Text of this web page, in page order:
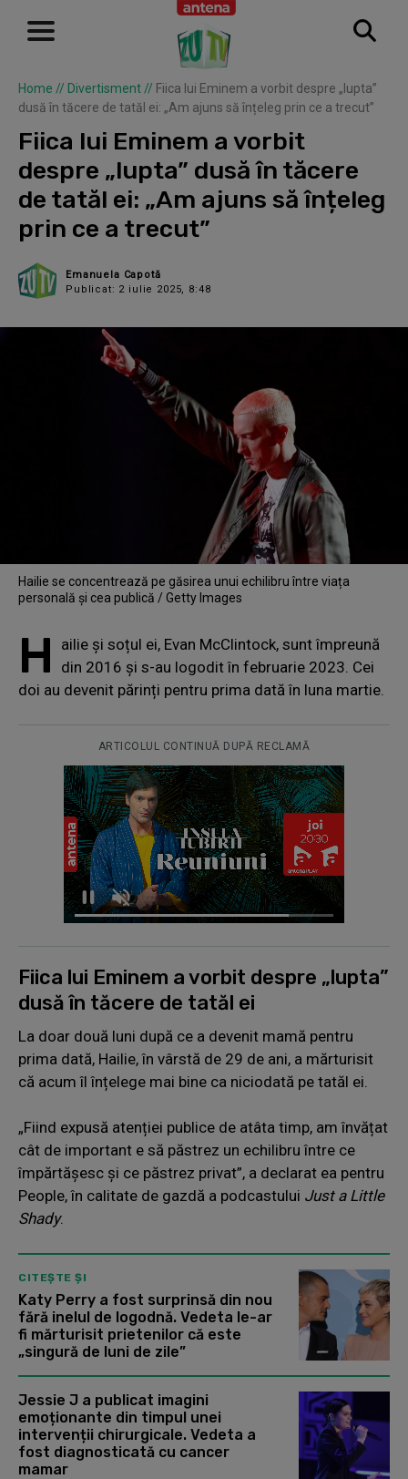
Home // Divertisment // Fiica lui Eminem a vorbit despre „lupta”
dusă în tăcere de tatăl ei: „Am ajuns să înțeleg prin ce a trecut”
Fiica lui Eminem a vorbit
despre „lupta” dusă în tăcere
de tatăl ei: „Am ajuns să înțeleg
prin ce a trecut”
Emanuela Capotă
Publicat: 2 iulie 2025, 8:48
Hailie se concentrează pe găsirea unui echilibru între viața
personală și cea publică / Getty Images
H
ailie și soțul ei, Evan McClintock, sunt împreună
din 2016 și s-au logodit în februarie 2023. Cei
doi au devenit părinți pentru prima dată în luna martie.
ARTICOLUL CONTINUĂ DUPĂ RECLAMĂ
Fiica lui Eminem a vorbit despre „lupta”
dusă în tăcere de tatăl ei
La doar două luni după ce a devenit mamă pentru
prima dată, Hailie, în vârstă de 29 de ani, a mărturisit
că acum îl înțelege mai bine ca niciodată pe tatăl ei.
„Fiind expusă atenției publice de atâta timp, am învățat
cât de important e să păstrez un echilibru între ce
împărtășesc și ce păstrez privat”, a declarat ea pentru
People, în calitate de gazdă a podcastului Just a Little
Shady.
CITEȘTE ȘI
Katy Perry a fost surprinsă din nou
fără inelul de logodnă. Vedeta le-ar
fi mărturisit prietenilor că este
„singură de luni de zile”
Jessie J a publicat imagini
emoționante din timpul unei
intervenții chirurgicale. Vedeta a
fost diagnosticată cu cancer
mamar